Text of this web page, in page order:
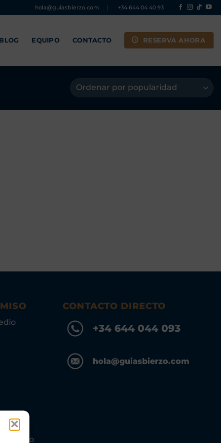
hola@guiasbierzo.com | +34 644 04 40 93
EQUIPO CONTACTO RESERVA AHORA
Turismo
CONTACTO DIRECTO
+34 644 044 093
hola@guiasbierzo.com